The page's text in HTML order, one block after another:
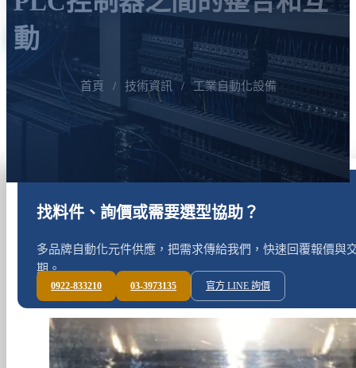
動
首頁 / 技術資訊 / 工業自動化設備
找料件、詢價或需要選型協助？
多品牌自動化元件供應，把需求傳給我們，快速回覆報價與
期。
0922-833210 03-3973135 官方 LINE 詢價